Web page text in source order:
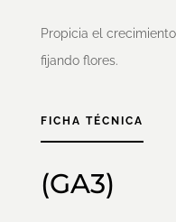
Propicia el
fijando flores.
FICHA TÉCNICA
(GA3)